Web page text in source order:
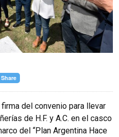
del convenio para llevar
de H.F. y A.C. en el casco
del “Plan Argentina Hace